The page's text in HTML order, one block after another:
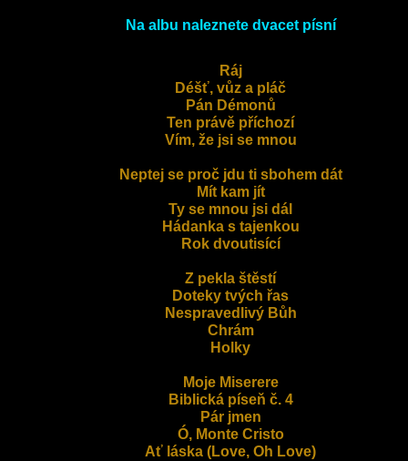
Na albu naleznete dvacet písní
Ráj
Déšť, vůz a pláč
Pán Démonů
Ten právě příchozí
Vím, že jsi se mnou
Neptej se proč jdu ti sbohem dát
Mít kam jít
Ty se mnou jsi dál
Hádanka s tajenkou
Rok dvoutisící
Z pekla štěstí
Doteky tvých řas
Nespravedlivý Bůh
Chrám
Holky
Moje Miserere
Biblická píseň č. 4
Pár jmen
Ó, Monte Cristo
Ať láska (Love, Oh Love)